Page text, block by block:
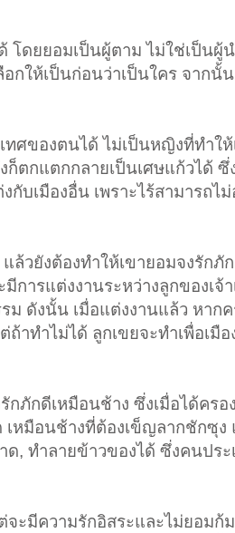
โดยยอมเป็นผู้ตาม ไม่ใช่เป็นผู้
กให้เป็นก่อนว่าเป็นใคร จากนั้
ศของตนได้ ไม่เป็นหญิงที่ทำให้
ตกแตกกลายเป็นเศษแก้วได้ ซึ่
บเมืองอื่น เพราะไร้สามารถไม่
ล้วยังต้องทำให้เขายอมจงรักภั
การแต่งงานระหว่างลูกของเจ้า
ม ดังนั้น เมื่อแต่งงานแล้ว หากค
าทำไม่ได้ ลูกเขยจะทำเพื่อเมือ
ภักดีเหมือนช้าง ซึ่งเมื่อได้ครอ
เหมือนช้างที่ต้องเข็ญลากชักซุง
ด, ทำลายข้าวของได้ ซึ่งคนปร
ะมีความรักอิสระและไม่ยอมก้ม